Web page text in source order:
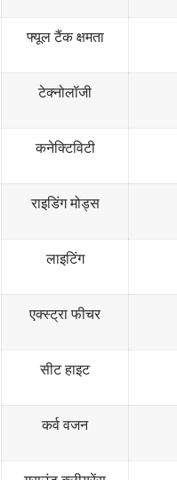
फ्यूल टैंक क्षमता
टेक्नोलॉजी
कनेक्टिविटी
राइडिंग मोड्स
लाइटिंग
एक्स्ट्रा फीचर
सीट हाइट
कर्व वजन